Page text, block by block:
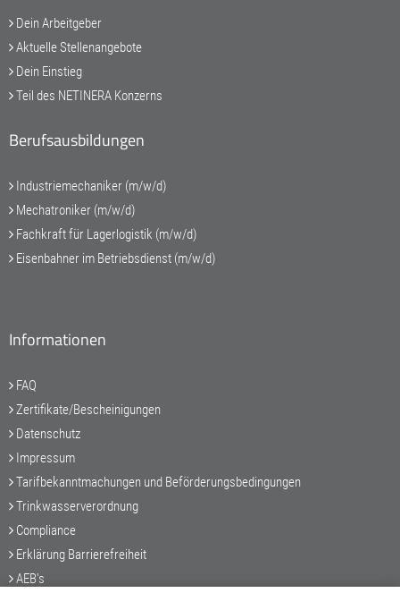
Dein Arbeitgeber
Aktuelle Stellenangebote
Dein Einstieg
Teil des NETINERA Konzerns
Berufsausbildungen
Industriemechaniker (m/w/d)
Mechatroniker (m/w/d)
Fachkraft für Lagerlogistik (m/w/d)
Eisenbahner im Betriebsdienst (m/w/d)
Informationen
FAQ
Zertifikate/Bescheinigungen
Datenschutz
Impressum
Tarifbekanntmachungen und Beförderungsbedingungen
Trinkwasserverordnung
Compliance
Erklärung Barrierefreiheit
AEB's